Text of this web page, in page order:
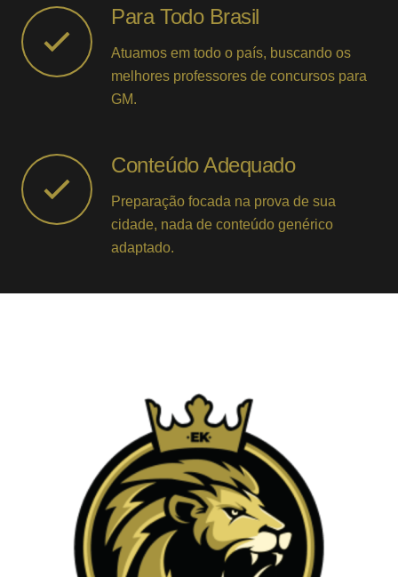
Para Todo Brasil
Atuamos em todo o país, buscando os
melhores professores de concursos para
GM.
Conteúdo Adequado
Preparação focada na prova de sua
cidade, nada de conteúdo genérico
adaptado.